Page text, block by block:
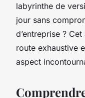
labyrinthe de
jour sans
d’entreprise ?
route exhaustive
aspect